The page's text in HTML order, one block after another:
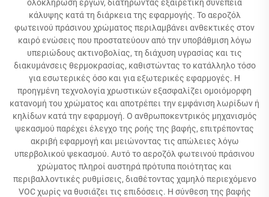
ολοκλήρωση έργων, διατηρώντας εξαιρετική συνέπεια
κάλυψης κατά τη διάρκεια της εφαρμογής. Το αεροζόλ
φωτεινού πράσινου χρώματος περιλαμβάνει ανθεκτικές στον
καιρό ενώσεις που προστατεύουν από την υποβάθμιση λόγω
υπεριώδους ακτινοβολίας, τη διάχυση υγρασίας και τις
διακυμάνσεις θερμοκρασίας, καθιστώντας το κατάλληλο τόσο
για εσωτερικές όσο και για εξωτερικές εφαρμογές. Η
προηγμένη τεχνολογία χρωστικών εξασφαλίζει ομοιόμορφη
κατανομή του χρώματος και αποτρέπει την εμφάνιση λωρίδων ή
κηλίδων κατά την εφαρμογή. Ο ανθρωποκεντρικός μηχανισμός
ψεκασμού παρέχει έλεγχο της ροής της βαφής, επιτρέποντας
ακριβή εφαρμογή και μειώνοντας τις απώλειες λόγω
υπερβολικού ψεκασμού. Αυτό το αεροζόλ φωτεινού πράσινου
χρώματος πληροί αυστηρά πρότυπα ποιότητας και
περιβαλλοντικές ρυθμίσεις, διαθέτοντας χαμηλό περιεχόμενο
VOC χωρίς να θυσιάζει τις επιδόσεις. Η σύνθεση της βαφής